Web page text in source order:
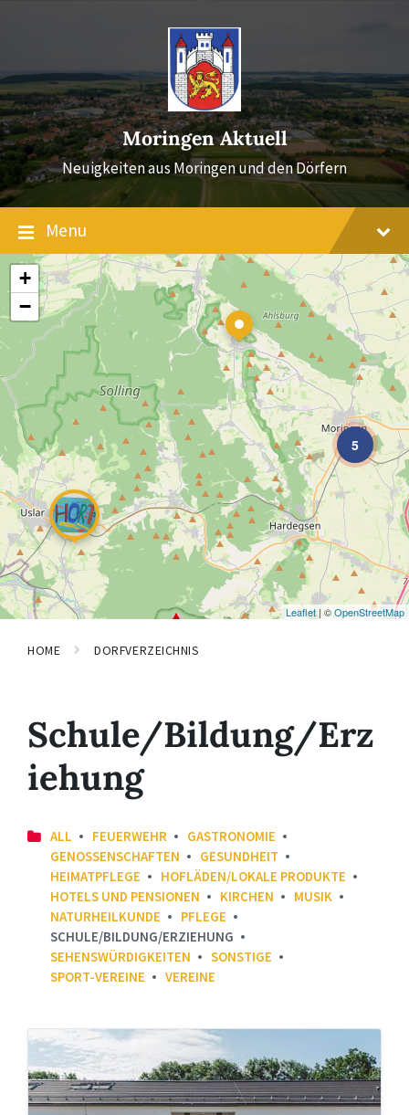
Moringen Aktuell
Neuigkeiten aus Moringen und den Dörfern
Menu
5
+
−
Leaflet| ©OpenStreetMap
HOME DORFVERZEICHNIS
Schule/Bildung/Erz
iehung
ALL FEUERWEHR
GASTRONOMIE
GENOSSENSCHAFTEN
GESUNDHEIT
HEIMATPFLEGE
HOFLÄDEN/LOKALE PRODUKTE
HOTELS UND PENSIONEN
KIRCHEN
MUSIK
NATURHEILKUNDE
PFLEGE
SCHULE/BILDUNG/ERZIEHUNG
SEHENSWÜRDIGKEITEN
SONSTIGE
SPORT-VEREINE
VEREINE